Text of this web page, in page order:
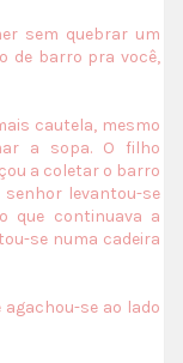
sem quebrar um
de barro pra você,
cautela, mesmo
a sopa. O filho
a coletar o barro
levantou-se
que continuava a
se numa cadeira
se ao lado